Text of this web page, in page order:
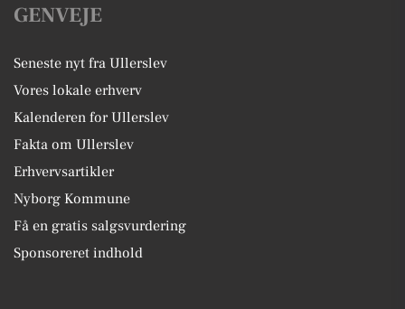
GENVEJE
Seneste nyt fra Ullerslev
Vores lokale erhverv
Kalenderen for Ullerslev
Fakta om Ullerslev
Erhvervsartikler
Nyborg Kommune
Få en gratis salgsvurdering
Sponsoreret indhold